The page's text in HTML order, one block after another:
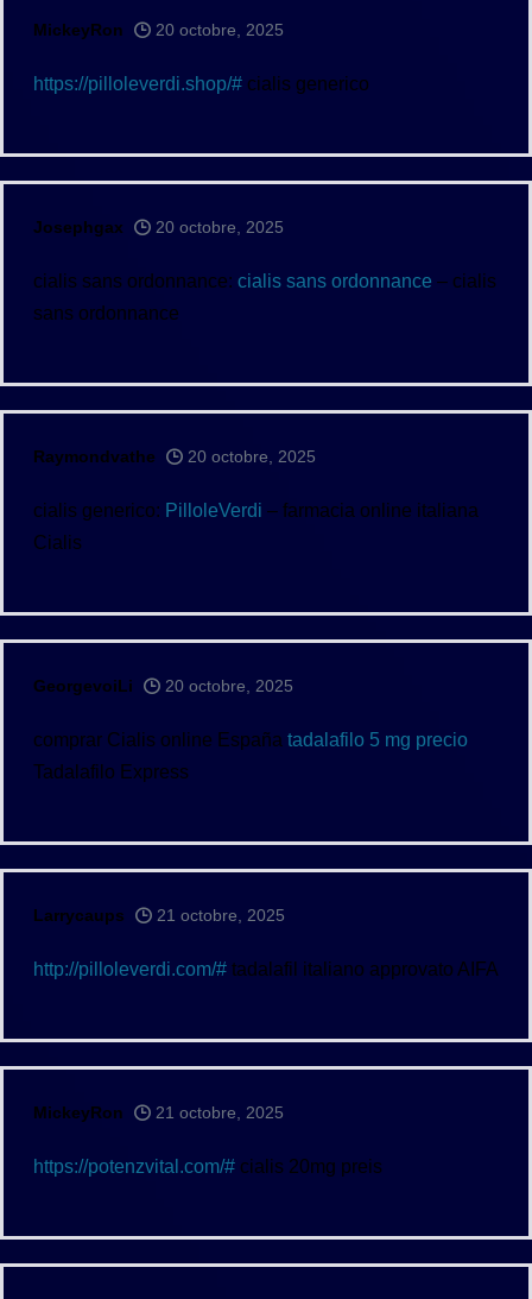
MickeyRon 20 octobre, 2025
https://pilloleverdi.shop/# cialis generico
Josephgax 20 octobre, 2025
cialis sans ordonnance: cialis sans ordonnance – cialis
sans ordonnance
Raymondvathe 20 octobre, 2025
cialis generico: PilloleVerdi – farmacia online italiana
Cialis
GeorgevoiLi 20 octobre, 2025
comprar Cialis online España tadalafilo 5 mg precio
Tadalafilo Express
Larrycaups 21 octobre, 2025
http://pilloleverdi.com/# tadalafil italiano approvato AIFA
MickeyRon 21 octobre, 2025
https://potenzvital.com/# cialis 20mg preis